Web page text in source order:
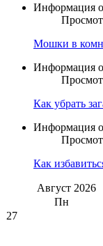
Информация
Мошки в
Информация
Как убрать
Информация
Как
Август 2026
Пн
27